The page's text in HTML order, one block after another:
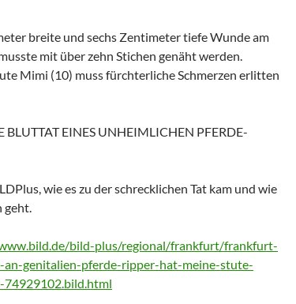
breite und sechs Zentimeter tiefe Wunde am
mit über zehn Stichen genäht werden.
Mimi (10) muss fürchterliche Schmerzen erlitten
BLUTTAT EINES UNHEIMLICHEN PFERDE-
wie es zu der schrecklichen Tat kam und wie
geht.
bild-plus/regional/frankfurt/frankfurt-
genitalien-pferde-ripper-hat-meine-stute-